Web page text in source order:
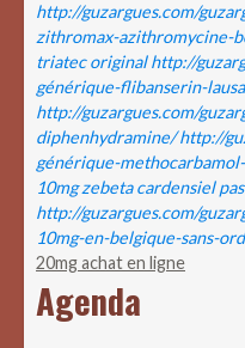
http://guzargues.com/
zithromax-azithromycine-
triatec original http://
générique-flibanserin-
http://guzargues.com/
diphenhydramine/ http://
générique-
10mg zebeta cardensiel
http://guzargues.com/
10mg-en-belgique-sans-
20mg achat en ligne
Agenda